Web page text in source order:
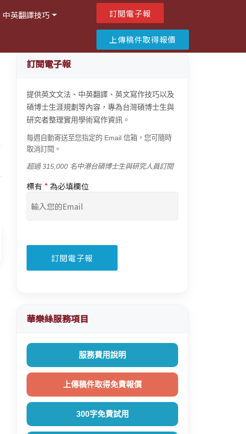
中英翻譯技巧
訂閱電子報
上傳稿件取得報價
訂閱電子報
提供英文文法、中英翻譯、英文寫作技巧以及
碩博士生涯規劃等內容，專為台灣碩博士生與
研究者整理實用學術寫作資訊。
每週自動寄送至您指定的 Email 信箱，您可隨時
取消訂閱。
超過 315,000 名中港台碩博士生與研究人員訂閱
標有 * 為必填欄位
華樂絲服務項目
服務費用說明
上傳稿件取得免費報價
300字免費試用